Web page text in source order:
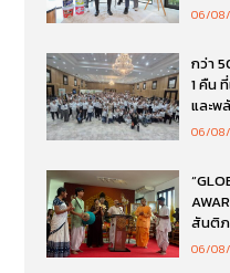
06/
กว่า
1 คืน
และพ
06/
สันติ
06/